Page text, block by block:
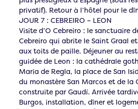
privatif). Retour à l’hôtel pour le
JOUR 7 : CEBREIRO – LEON
Visite d’O Cebreiro : le sanctuaire
Cebreiro qui abrite le Saint Graal
aux toits de paille. Déjeuner au
guidée de Leon : la cathédrale
Maria de Regla, la place de San
du monastère San Marcos et de la
construite par Gaudí. Arrivée
Burgos, installation, dîner et